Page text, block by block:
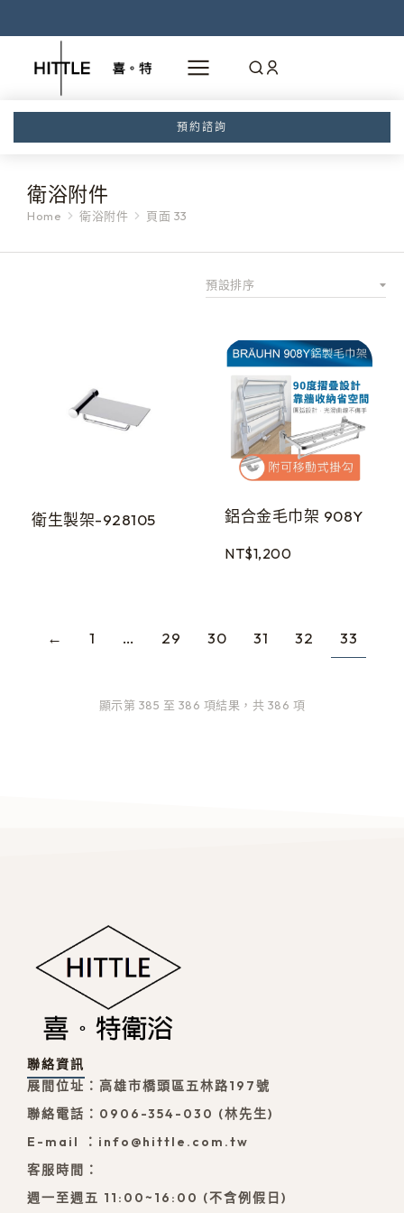
預約諮詢
衛浴附件
You are here:
Home 衛浴附件 頁面 33
衛生製架-928105 鋁合金毛巾架 908Y
NT$1,200
← 1 … 29 30 31 32 33
顯示第 385 至 386 項結果，共 386 項
聯絡資訊
展間位址：高雄市橋頭區五林路197號
聯絡電話：0906-354-030 (林先生)
E-mail ：info@hittle.com.tw
客服時間：
週一至週五 11:00~16:00 (不含例假日)